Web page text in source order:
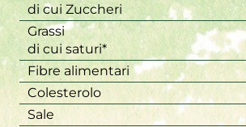
di cui Zuccheri
Grassi
di cui saturi*
Fibre alimentari
Colesterolo
Sale